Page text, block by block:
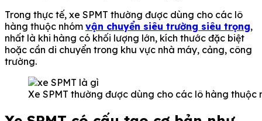
Trong thực tế, xe SPMT thường được dùng cho các lô
hàng thuộc nhóm vận chuyển siêu trường siêu trọng,
nhất là khi hàng có khối lượng lớn, kích thước đặc biệt
hoặc cần di chuyển trong khu vực nhà máy, cảng, công
trường.
Xe SPMT thường được dùng cho các lô hàng thuộc